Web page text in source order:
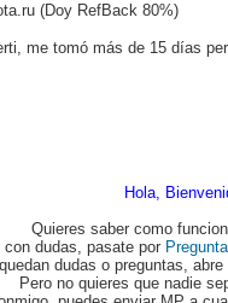
(Doy RefBack 80%)
me tomó más de 15 días
Hola,
Quieres saber como
con dudas, pasate por
dudas o preguntas,
Pero no quieres que nadie